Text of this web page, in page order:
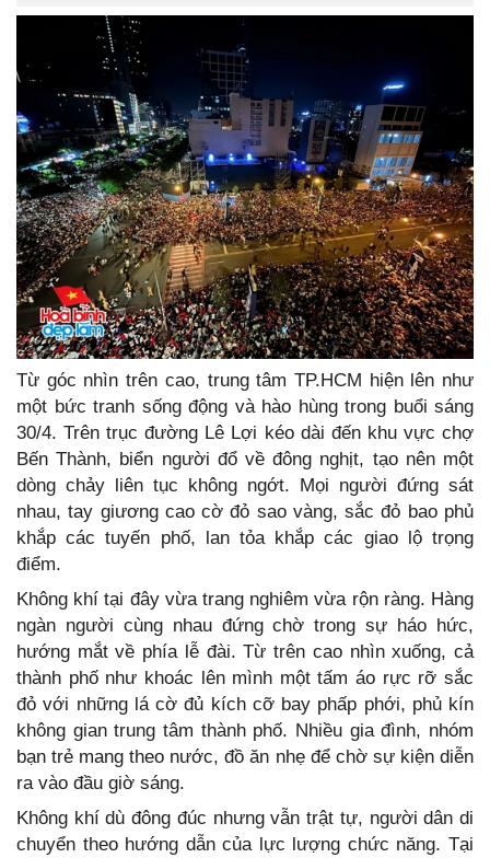
Từ góc nhìn trên cao, trung tâm TP.HCM hiện lên như
một bức tranh sống động và hào hùng trong buổi sáng
30/4. Trên trục đường Lê Lợi kéo dài đến khu vực chợ
Bến Thành, biển người đổ về đông nghịt, tạo nên một
dòng chảy liên tục không ngớt. Mọi người đứng sát
nhau, tay giương cao cờ đỏ sao vàng, sắc đỏ bao phủ
khắp các tuyến phố, lan tỏa khắp các giao lộ trọng
điểm.
Không khí tại đây vừa trang nghiêm vừa rộn ràng. Hàng
ngàn người cùng nhau đứng chờ trong sự háo hức,
hướng mắt về phía lễ đài. Từ trên cao nhìn xuống, cả
thành phố như khoác lên mình một tấm áo rực rỡ sắc
đỏ với những lá cờ đủ kích cỡ bay phấp phới, phủ kín
không gian trung tâm thành phố. Nhiều gia đình, nhóm
bạn trẻ mang theo nước, đồ ăn nhẹ để chờ sự kiện diễn
ra vào đầu giờ sáng.
Không khí dù đông đúc nhưng vẫn trật tự, người dân di
chuyển theo hướng dẫn của lực lượng chức năng. Tại